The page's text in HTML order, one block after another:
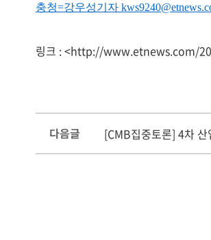
충청=강우성기자
링크 : <http://www.etnews.com/
다음글 [CMB집중토론] 4차